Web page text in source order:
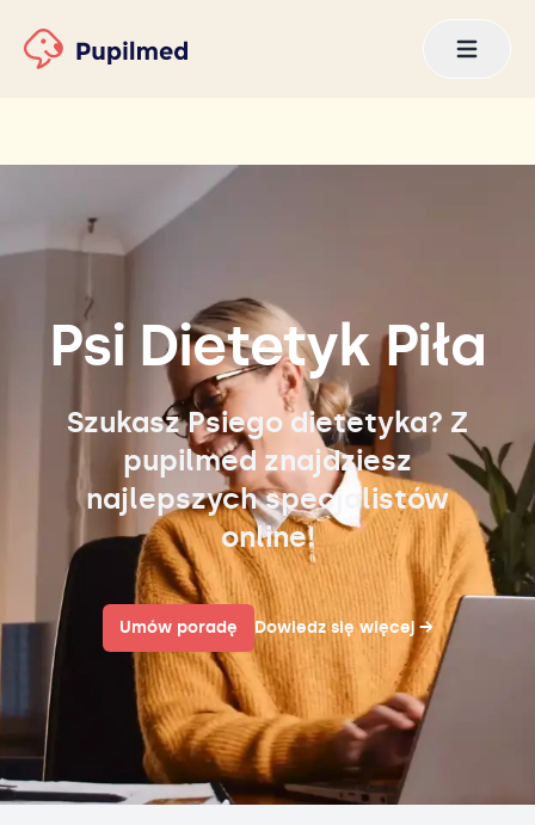
Psi Dietetyk Piła
Szukasz Psiego dietetyka? Z
pupilmed znajdziesz
najlepszych specjalistów
online!
Umów poradę Dowiedz się więcej →